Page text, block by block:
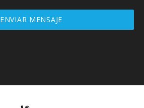
ENVIAR MENSAJE